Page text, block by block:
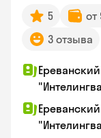
5 от
3 отзыва